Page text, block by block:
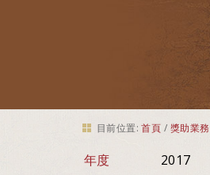
目前位置: 首頁 / 獎助業務
年度
2017